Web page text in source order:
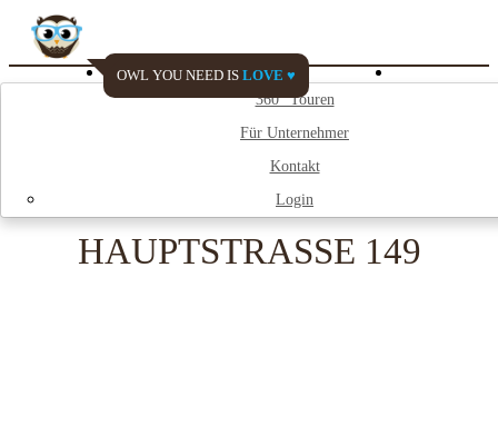
360° Touren
Für Unternehmer
Kontakt
Login
OWL YOU NEED IS LOVE ♥
Watch My City
HAUPTSTRASSE 149